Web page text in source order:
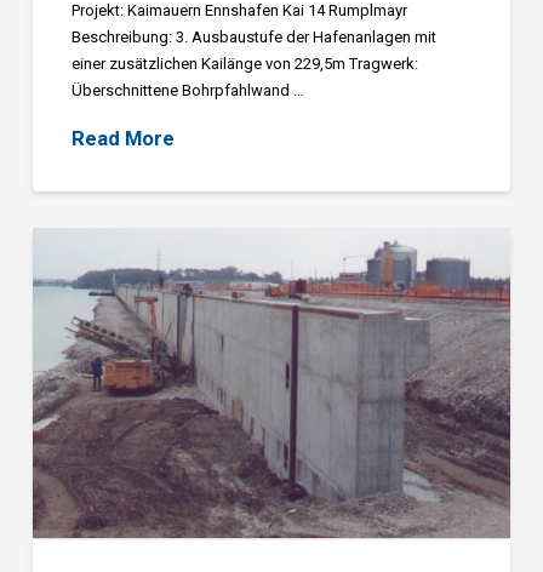
Projekt: Kaimauern Ennshafen Kai 14 Rumplmayr
Beschreibung: 3. Ausbaustufe der Hafenanlagen mit
einer zusätzlichen Kailänge von 229,5m Tragwerk:
Überschnittene Bohrpfahlwand …
Read More